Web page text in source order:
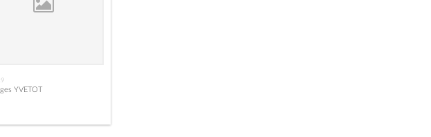
YVETOT